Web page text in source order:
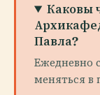
Каковы
Павла?
Ежедневно
меняться в